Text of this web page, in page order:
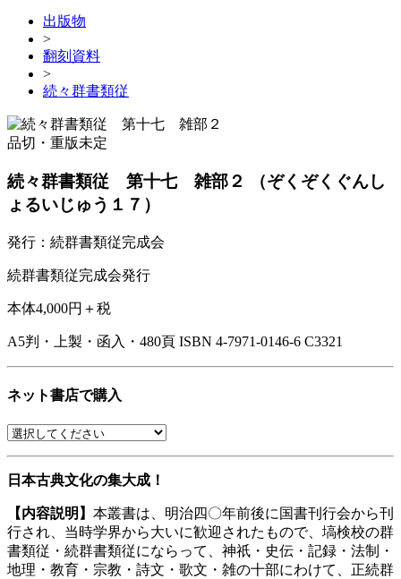
出版物
>
翻刻資料
>
続々群書類従
品切・重版未定
続々群書類従 第十七 雑部２
（ぞくぞくぐんし
ょるいじゅう１７）
発行：続群書類従完成会
続群書類従完成会発行
本体4,000円＋税
A5判・上製・函入・480頁 ISBN 4-7971-0146-6 C3321
ネット書店で購入
日本古典文化の集大成！
【内容説明】 本叢書は、明治四〇年前後に国書刊行会から刊
行され、当時学界から大いに歓迎されたもので、塙検校の群
書類従・続群書類従にならって、神祇・史伝・記録・法制・
地理・教育・宗教・詩文・歌文・雑の十部にわけて、正続群